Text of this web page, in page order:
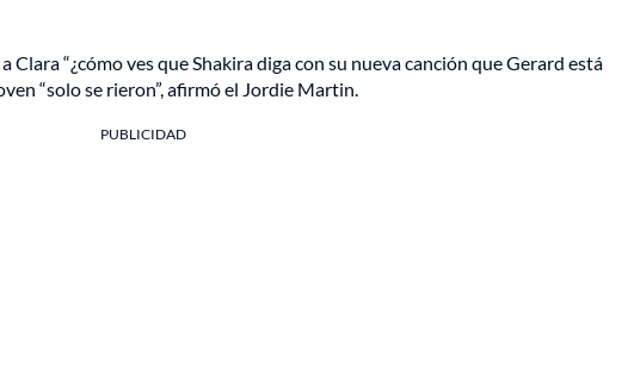
“¿cómo ves que Shakira diga con su nueva canción que Gerard está
“solo se rieron”, afirmó el Jordie Martin.
PUBLICIDAD